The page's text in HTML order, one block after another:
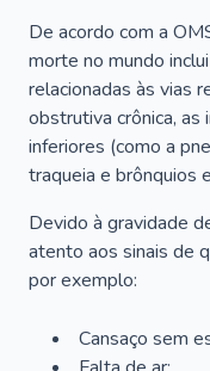
De acordo com a
morte no mundo
relacionadas às vias
obstrutiva crônica, as
inferiores (como a
traqueia e brônquios
Devido à gravidade
atento aos sinais de
por exemplo:
Cansaço sem